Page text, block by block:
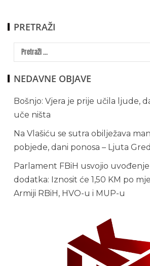
PRETRAŽI
NEDAVNE OBJAVE
Bošnjo: Vjera je prije učila ljude,
uče ništa
Na Vlašiću se sutra obilježava
pobjede, dani ponosa – Ljuta
Parlament FBiH usvojio
dodatka: Iznosit će 1,50 KM po
Armiji RBiH, HVO-u i MUP-u